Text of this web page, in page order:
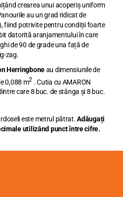
crearea unui acoperiș uniform
au un grad ridicat de
fiind potrivite pentru condiții foarte
datorită aranjamentului în care
de 90 de grade una față de
zag.
Herringboneau dimensiunile de
0,088 m2
. Cutia cu AMARON
care 8 buc. de stânga și 8 buc.
este metrul pătrat.Adăugați
utilizând punct între cifre.